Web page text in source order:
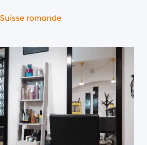
Suisse romande